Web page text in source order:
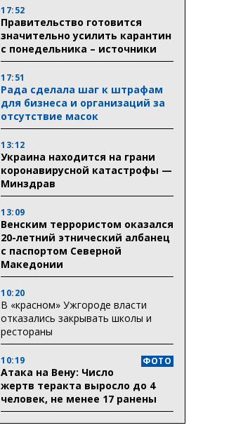
17:52
Правительство готовится
значительно усилить карантин
с понедельника – источники
17:51
Рада сделала шаг к штрафам
для бизнеса и организаций за
отсутствие масок
13:12
Украина находится на грани
коронавирусной катастрофы —
Минздрав
13:09
Венским террористом оказался
20-летний этнический албанец
с паспортом Северной
Македонии
10:20
В «красном» Ужгороде власти
отказались закрывать школы и
рестораны
10:19 ФОТО
Атака на Вену: Число
жертв теракта выросло до 4
человек, не менее 17 ранены